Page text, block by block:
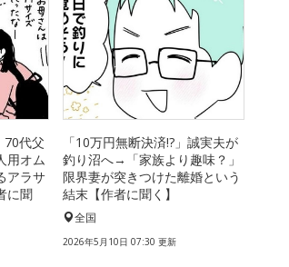
70代父
用オム
アラサ
に聞
「10万円無断決済!?」誠実夫が
釣り沼へ→「家族より趣味？」
限界妻が突きつけた離婚という
結末【作者に聞く】
全国
2026年5月10日 07:30 更新